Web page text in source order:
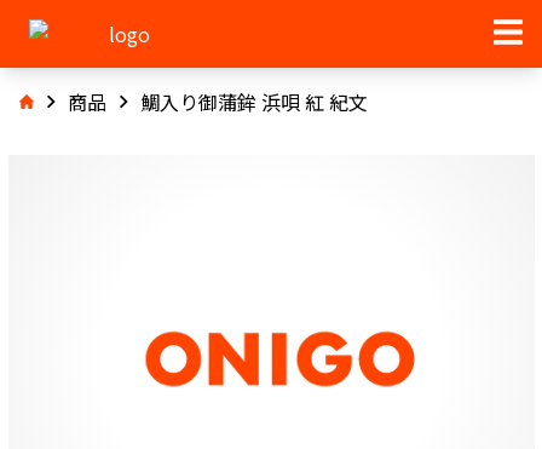
商品 鯛入り御蒲鉾 浜唄 紅 紀文